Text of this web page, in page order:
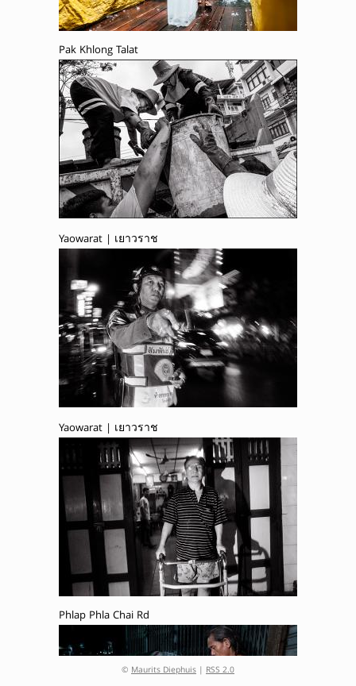
Pak Khlong Talat
Yaowarat | เยาวราช
Yaowarat | เยาวราช
Phlap Phla Chai Rd
© Maurits Diephuis | RSS 2.0